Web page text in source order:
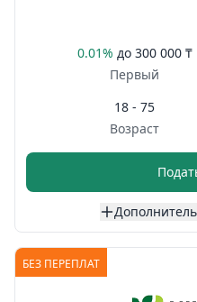
0.01% до 300 000 ₸
Первый
18 - 75
Возраст
БЕЗ ПЕРЕПЛАТ